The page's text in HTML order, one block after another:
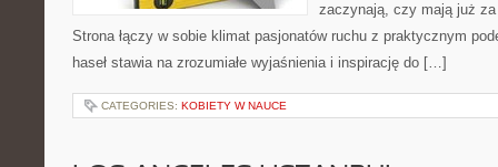
zaczynają, czy mają już
Strona łączy w sobie klimat pasjonatów ruchu z praktycznym
haseł stawia na zrozumiałe wyjaśnienia i inspirację do […]
CATEGORIES: KOBIETY W NAUCE